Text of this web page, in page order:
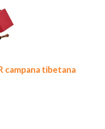
campana tibetana